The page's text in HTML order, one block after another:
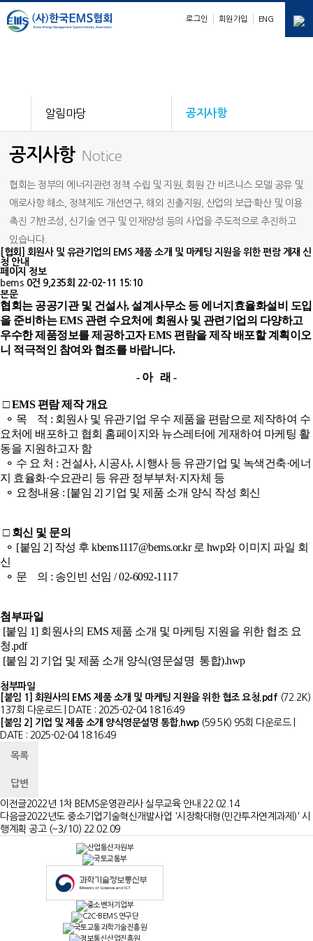
ENG
회원가입
로그인
알림마당 공지사항
공지사항 Notice
협회는 정부의 에너지관련 정책 수립 및 지원, 회원 간 비즈니스 모델 공유 및
애로사항 해소, 정책제도 개선연구, 해외 진출지원, 산업의 보급·확산 및 이용
촉진 기반조성, 신기술 연구 및 인재양성 등의 사업을 주도적으로 추진하고
있습니다.
[협회] 회원사 및 유관기업의 EMS 제품 소개 및 마케팅 지원을 위한 편람 게재 신
청 안내
페이지 정보
bems 0건 9,235회 22-02-11 15:10
본문
협회는 공공기관 및 건설사, 설계사무소 등 에너지효율화설비 도입
을 준비하는 EMS 관련 수요처에 회원사 및 관련기업의 다양하고
우수한 제품정보를 제공하고자 EMS 편람을 제작 배포할 계획이오
니 적극적인 참여와 협조를 바랍니다.
- 아 래 -
□ EMS 편람 제작 개요
⚬ 목 적 : 회원사 및 유관기업 우수 제품을 편람으로 제작하여 수
요처에 배포하고 협회 홈페이지와 뉴스레터에 게재하여 마케팅 활
동을 지원하고자 함
⚬ 수 요 처 : 건설사, 시공사, 시행사 등 유관기업 및 녹색건축·에너
지 효율화·수요관리 등 유관 정부부처·지자체 등
⚬ 요청내용 : [붙임 2]기업 및 제품 소개 양식 작성 회신
□ 회신 및 문의
⚬ [붙임 2] 작성 후 kbems1117@bems.or.kr 로 hwp와 이미지 파일 회
신
⚬ 문 의 : 송인빈 선임 / 02-6092-1117
첨부파일
[붙임 1] 회원사의 EMS 제품 소개 및 마케팅 지원을 위한 협조 요
청.pdf
[붙임 2] 기업 및 제품 소개 양식(영문설명 통합).hwp
첨부파일
[붙임 1] 회원사의 EMS 제품 소개 및 마케팅 지원을 위한 협조 요청.pdf (72.2K)
137회 다운로드 | DATE : 2025-02-04 18:16:49
[붙임 2] 기업 및 제품 소개 양식영문설명 통합.hwp (59.5K) 95회 다운로드 |
DATE : 2025-02-04 18:16:49
목록
답변
이전글2022년 1차 BEMS운영관리사 실무교육 안내 22.02.14
다음글2022년도 중소기업기술혁신개발사업 '시장확대형(민간투자연계과제)' 시
행계획 공고 (~3/10) 22.02.09